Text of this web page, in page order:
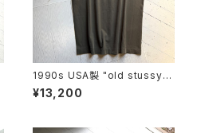
1990s USA製 "old stussy"
S/S T-shirt
¥13,200